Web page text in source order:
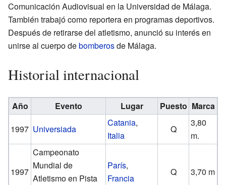
Comunicación Audiovisual en la Universidad de Málaga.
También trabajó como reportera en programas deportivos.
Después de retirarse del atletismo, anunció su interés en
unirse al cuerpo debomberosde Málaga.
Historial internacional
Año Evento Lugar Puesto Marca
1997 Universiada
Catania,
Italia
Q
3,80
m.
1997
Campeonato
Mundial de
Atletismo en Pista
París,
Francia
Q 3,70 m